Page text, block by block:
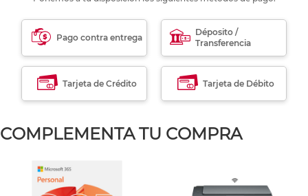
Pago contra entrega
Déposito /
Transferencia
Tarjeta de Crédito Tarjeta de Débito
COMPLEMENTA TU COMPRA